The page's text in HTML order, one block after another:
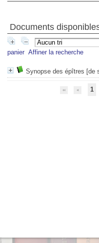
Documents
panier Affiner la recherche
Synopse des épîtres [de
1